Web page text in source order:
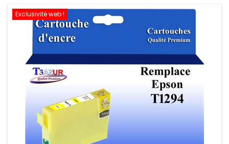
Exclusivité web !